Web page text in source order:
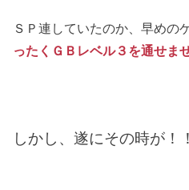
ＳＰ連していたのか、早めの
ったくＧＢレベル３を通せま
しかし、遂にその時が！